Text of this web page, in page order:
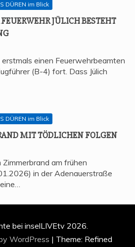
DÜREN im Blick
JÜLICH BESTEHT
einen Feuerwehrbeamten
(B-4) fort. Dass Jülich
DÜREN im Blick
MIT TÖD­LI­CHEN FOLGEN
Zimmerbrand am frühen
in der Adenauerstraße
bei inselLIVEtv 2026.
WordPress | Theme: Refined